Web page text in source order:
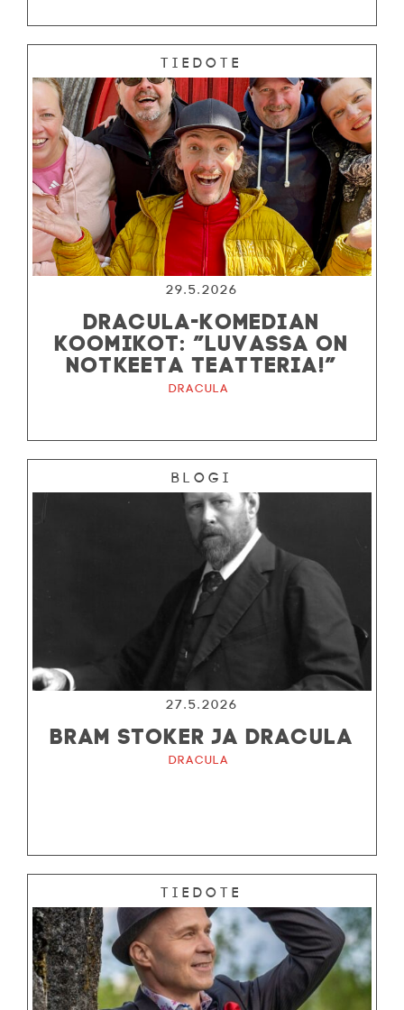
Tiedote
29.5.2026
DRACULA-KOMEDIAN
KOOMIKOT: ”LUVASSA ON
NOTKEETA TEATTERIA!”
Dracula
Blogi
27.5.2026
BRAM STOKER JA DRACULA
Dracula
Tiedote